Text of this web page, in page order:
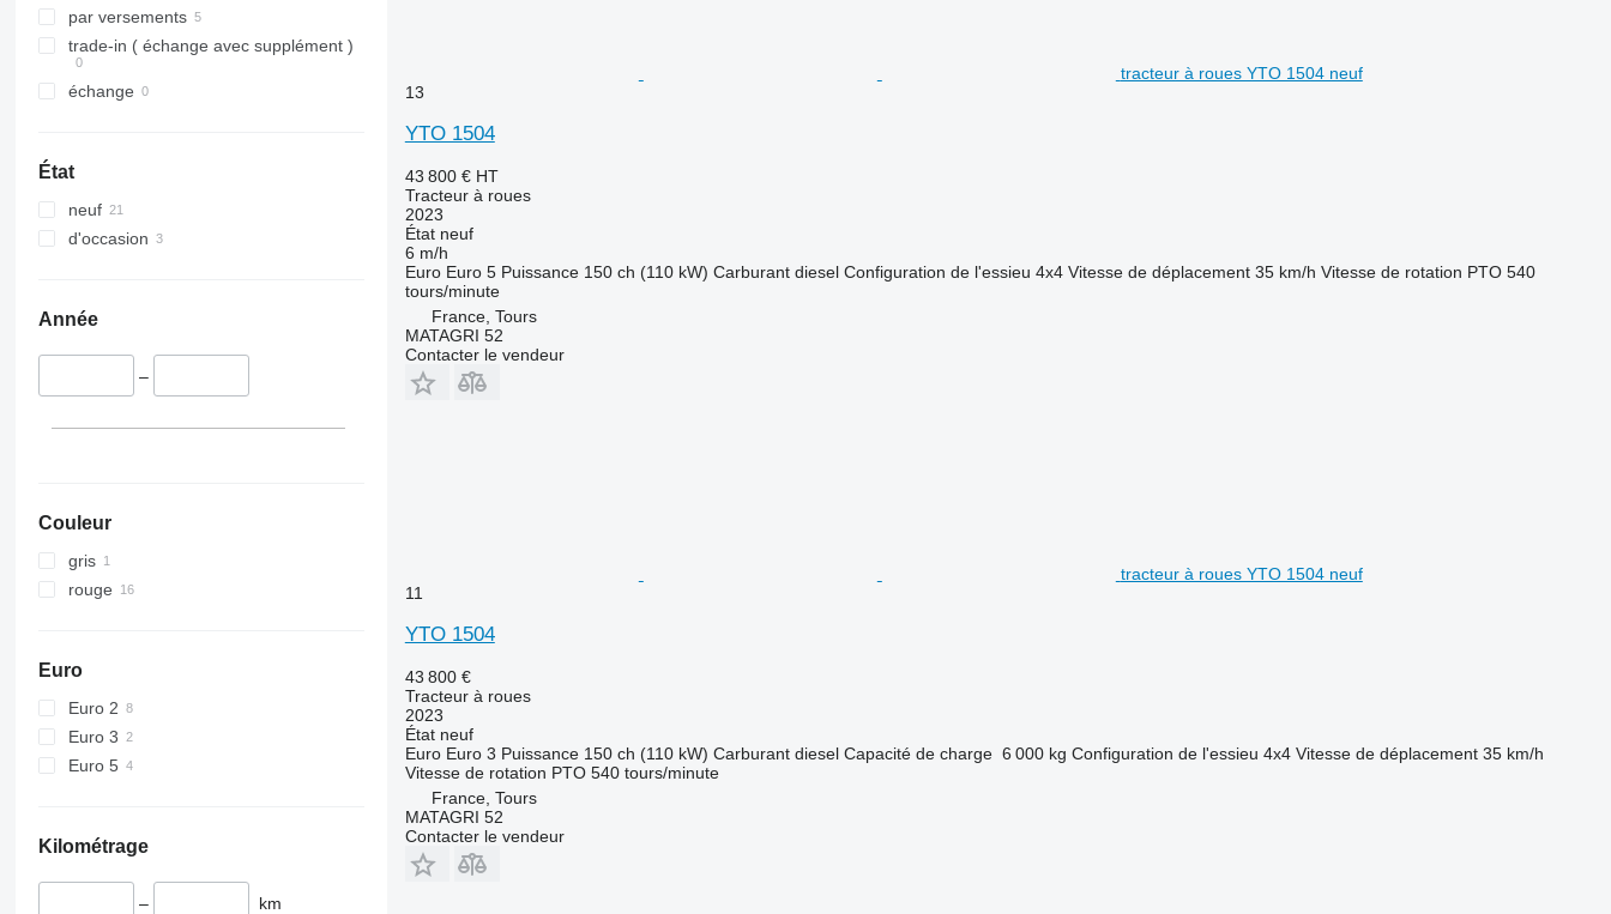
Steiger
Vestrum
5050 E
5055 E
5067 E
5085 M
5090
5115
5210
6100
6105
6110 B
6120
6125 M
6125 R
6140
6150 M
4708
5435
5455
5611
5612
5713
6140
6455
6460
6465
6490
6495
6499
6716
par versements
trade-in ( échange avec supplément )
échange
État
neuf
d'occasion
Année
–
Couleur
gris
rouge
Euro
Euro 2
Euro 3
Euro 5
Kilométrage
– km
tracteur à roues YTO 1504 neuf
13
YTO 1504
43 800 € HT
Tracteur à roues
2023
Étatneuf
6 m/h
Euro Euro 5 Puissance 150 ch (110 kW) Carburant diesel Configuration de l'essieu 4x4 Vitesse de déplacement 35 km/h Vitesse de rotation PTO 540
tours/minute
France, Tours
MATAGRI 52
Contacter le vendeur
tracteur à roues YTO 1504 neuf
11
YTO 1504
43 800 €
Tracteur à roues
2023
Étatneuf
Euro Euro 3 Puissance 150 ch (110 kW) Carburant diesel Capacité de charge 6 000 kg Configuration de l'essieu 4x4 Vitesse de déplacement 35 km/h
Vitesse de rotation PTO 540 tours/minute
France, Tours
MATAGRI 52
Contacter le vendeur